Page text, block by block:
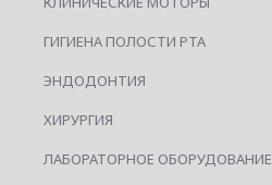
ГИГИЕНА ПОЛОСТИ РТА
ЭНДОДОНТИЯ
ХИРУРГИЯ
ЛАБОРАТОРНОЕ ОБОРУДОВАНИЕ